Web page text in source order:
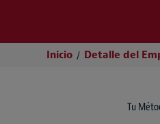
Inicio Detalle del
Tu